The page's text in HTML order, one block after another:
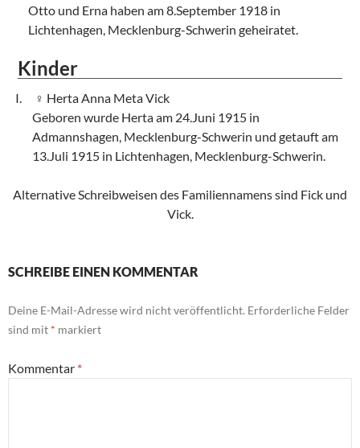
Otto und Erna haben am 8.September 1918 in
Lichtenhagen, Mecklenburg-Schwerin geheiratet.
Kinder
Herta Anna Meta Vick
Geboren wurde Herta am 24.Juni 1915 in
Admannshagen, Mecklenburg-Schwerin und getauft am
13.Juli 1915 in Lichtenhagen, Mecklenburg-Schwerin.
Alternative Schreibweisen des Familiennamens sind Fick und
Vick.
SCHREIBE EINEN KOMMENTAR
Deine E-Mail-Adresse wird nicht veröffentlicht. Erforderliche Felder
sind mit * markiert
Kommentar *